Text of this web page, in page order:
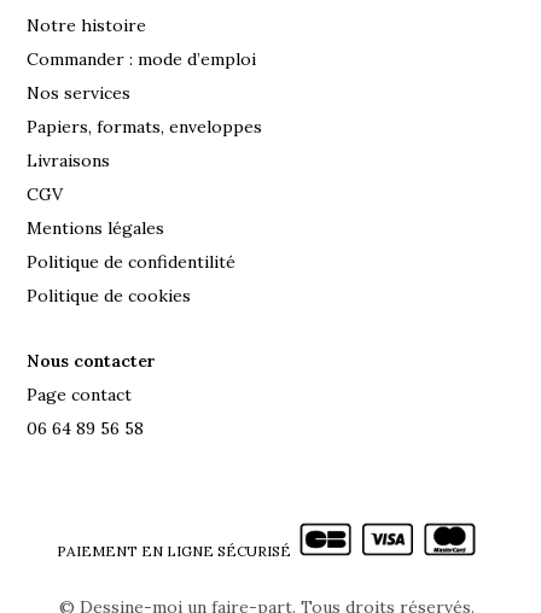
Notre histoire
Commander : mode d’emploi
Nos services
Papiers, formats, enveloppes
Livraisons
CGV
Mentions légales
Politique de confidentilité
Politique de cookies
Nous contacter
Page contact
06 64 89 56 58
PAIEMENT EN LIGNE SÉCURISÉ
©Dessine-moi un faire-part. Tous droits réservés.